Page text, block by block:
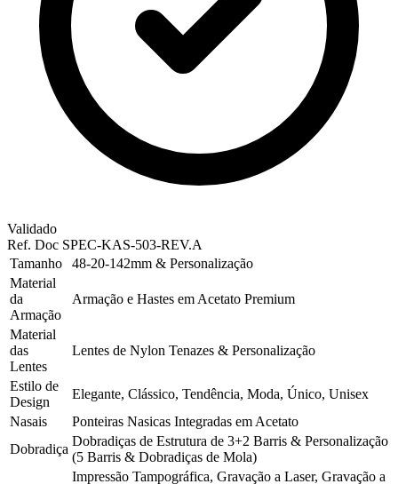
Validado
Ref. Doc SPEC-KAS-503-REV.A
Tamanho
48-20-142mm & Personalização
Material
da
Armação
Armação e Hastes em Acetato Premium
Material
das
Lentes
Lentes de Nylon Tenazes & Personalização
Estilo de
Design
Elegante, Clássico, Tendência, Moda, Único, Unisex
Nasais
Ponteiras Nasicas Integradas em Acetato
Dobradiça
Dobradiças de Estrutura de 3+2 Barris & Personalização
(5 Barris & Dobradiças de Mola)
Impressão Tampográfica, Gravação a Laser, Gravação a